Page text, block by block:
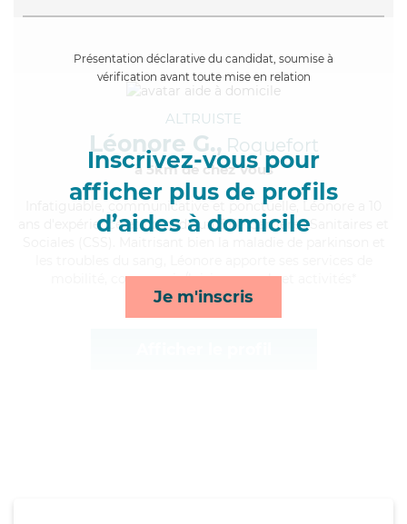
Présentation déclarative du candidat, soumise à
vérification avant toute mise en relation
Inscrivez-vous pour
afficher plus de profils
d’aides à domicile
Je m'inscris
ALTRUISTE
Léonore G., Roquefort
à 5km de chez Vous
, communicative et ponctuelle, Léonore a 10
ans d'expérience et possède un BEP Carrières Sanitaires et
mobilité, compagnie/loisirs, rappels et activités*